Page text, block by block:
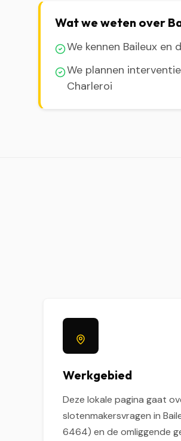
Wat we weten over
We kennen Baileux
We plannen
Charleroi
Werkgebied
Deze lokale pagina gaat
slotenmakersvragen in
6464) en de omliggende